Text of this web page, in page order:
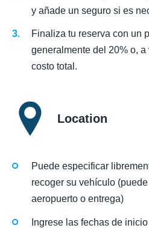
y añade un seguro si es
Finaliza tu reserva con un
generalmente del 20% o, a
costo total.
Location
Puede especificar
recoger su vehículo
aeropuerto o entrega)
Ingrese las fechas de